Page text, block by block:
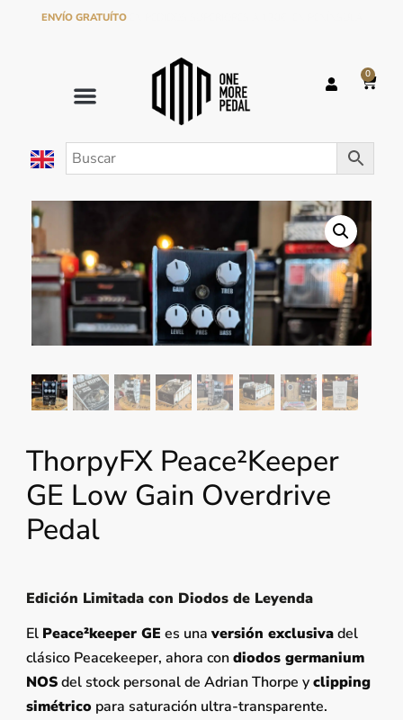
ENVÍO GRATUÍTOEN PEDIDOS SUPERIORES A 120€ EN PENÍNSULA
0
ThorpyFX Peace²keeper
GE Low Gain Overdrive
Pedal
Edición Limitada con Diodos de Leyenda
El Peace²keeper GE es unaversión exclusivadel
clásico Peacekeeper, ahora condiodos germanium
NOSdel stock personal de Adrian Thorpe yclipping
simétricopara saturación ultra-transparente.